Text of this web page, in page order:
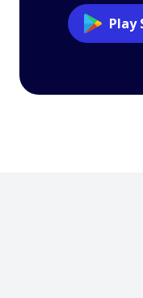
Play